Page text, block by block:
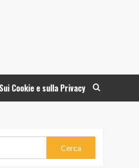
Cookie e sulla Privacy